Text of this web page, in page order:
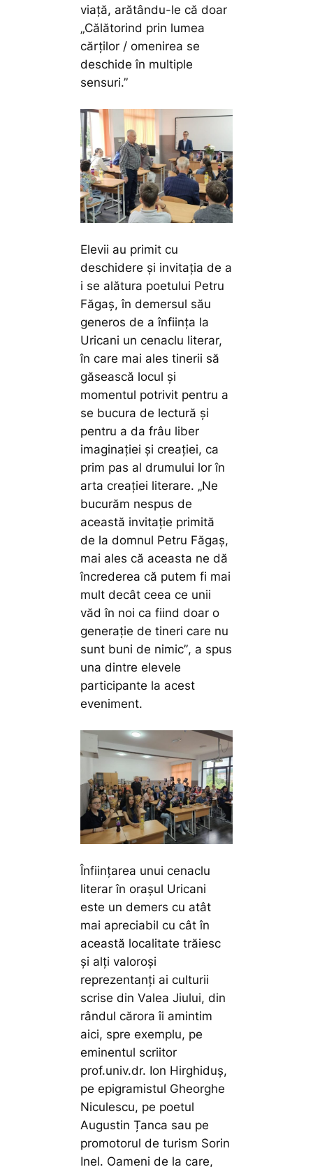
viață, arătându-le că doar
„Călătorind prin lumea
cărților / omenirea se
deschide în multiple
sensuri.”
Elevii au primit cu
deschidere și invitația de a
i se alătura poetului Petru
Făgaș, în demersul său
generos de a înființa la
Uricani un cenaclu literar,
în care mai ales tinerii să
găsească locul și
momentul potrivit pentru a
se bucura de lectură și
pentru a da frâu liber
imaginației și creației, ca
prim pas al drumului lor în
arta creației literare. „Ne
bucurăm nespus de
această invitație primită
de la domnul Petru Făgaș,
mai ales că aceasta ne dă
încrederea că putem fi mai
mult decât ceea ce unii
văd în noi ca fiind doar o
generație de tineri care nu
sunt buni de nimic”, a spus
una dintre elevele
participante la acest
eveniment.
Înființarea unui cenaclu
literar în orașul Uricani
este un demers cu atât
mai apreciabil cu cât în
această localitate trăiesc
și alți valoroși
reprezentanți ai culturii
scrise din Valea Jiului, din
rândul cărora îi amintim
aici, spre exemplu, pe
eminentul scriitor
prof.univ.dr. Ion Hirghiduș,
pe epigramistul Gheorghe
Niculescu, pe poetul
Augustin Țanca sau pe
promotorul de turism Sorin
Inel. Oameni de la care,